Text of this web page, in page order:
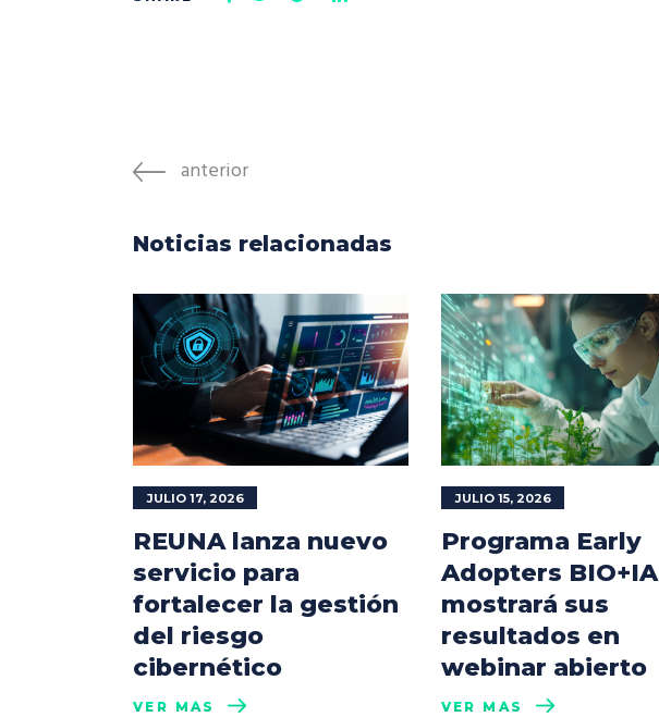
anterior
Noticias relacionadas
JULIO 17, 2026
REUNA lanza nuevo
servicio para
fortalecer la gestión
del riesgo
cibernético
VER MÁS
JULIO 15, 2026
Programa Early
Adopters BIO+IA
mostrará sus
resultados en
webinar abierto
VER MÁS